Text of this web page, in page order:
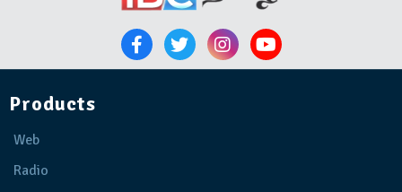
Products
Web
Radio